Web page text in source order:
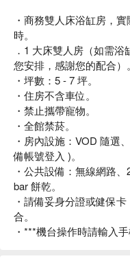
・商務雙人床浴缸房，
時。
．1 大床雙人房（如需
您安排，感謝您的配合）。
・坪數：5 - 7 坪。
・住房不含車位。
・禁止攜帶寵物。
・全館禁菸。
・房內設施：VOD 隨選
備帳號登入 )。
・公共設備：無線網路
bar 餅乾。
・請備妥身分證或健保
合。
・***機台操作時請輸入